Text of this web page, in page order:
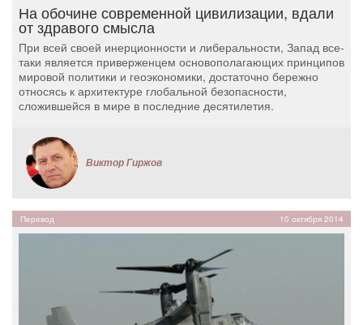
На обочине современной цивилизации, вдали
от здравого смысла
При всей своей инерционности и либеральности, Запад все-
таки является приверженцем основополагающих принципов
мировой политики и геоэкономики, достаточно бережно
относясь к архитектуре глобальной безопасности,
сложившейся в мире в последние десятилетия.
Виктор Гиржов
Перевод 10 октября 2014